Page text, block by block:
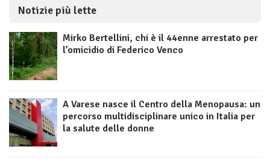
Notizie più lette
Mirko Bertellini, chi è il 44enne arrestato per
l’omicidio di Federico Venco
A Varese nasce il Centro della Menopausa: un
percorso multidisciplinare unico in Italia per
la salute delle donne